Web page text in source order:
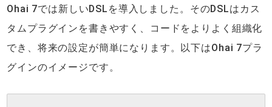
Ohai 7では新しいDSLを導入しました。そのDSLはカス
タムプラグインを書きやすく、コードをよりよく組織化
でき、将来の設定が簡単になります。以下はOhai 7プラ
グインのイメージです。